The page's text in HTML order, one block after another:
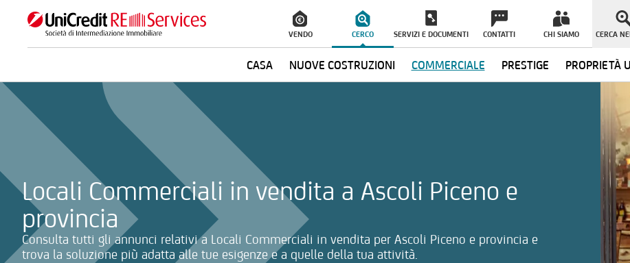
VENDO CERCO
CASA NUOVE COSTRUZIONI COMMERCIALE PRESTIGE PROPRIETÀ
SERVIZI E DOCUMENTI CONTATTI CHI SIAMO CERCA
Locali Commerciali in vendita a Ascoli Piceno e
provincia
Consulta tutti gli annunci relativi a Locali Commerciali in vendita per Ascoli Piceno e provincia e
trova la soluzione più adatta alle tue esigenze e a quelle della tua attività.
La ricerca verrà inviata automaticamente alla selezione delle informazioni